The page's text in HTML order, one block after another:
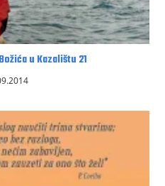
u Kazalištu 21